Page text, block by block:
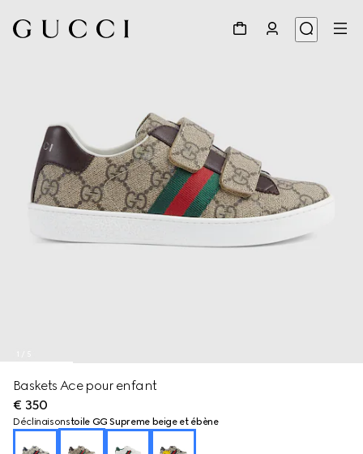
Baskets Ace pour enfant
€ 350
Déclinaisonstoile GG Supreme beige et ébène